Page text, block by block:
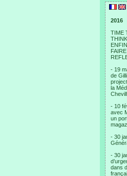
2016
TIME
THINK
- 19
de
la
- 10
avec
un
- 30
- 30
dans